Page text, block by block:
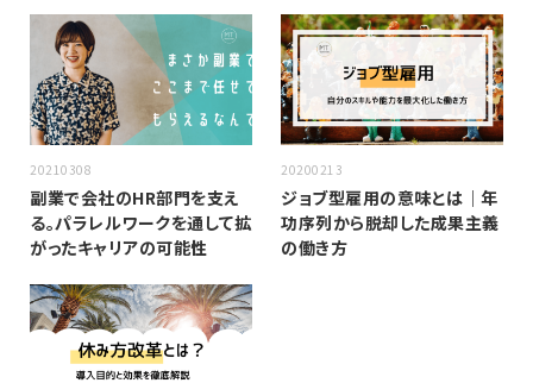
20210308
副業で会社のHR部門を支え
る。パラレルワークを通して拡
がったキャリアの可能性
20200213
ジョブ型雇用の意味とは｜年
功序列から脱却した成果主義
の働き方